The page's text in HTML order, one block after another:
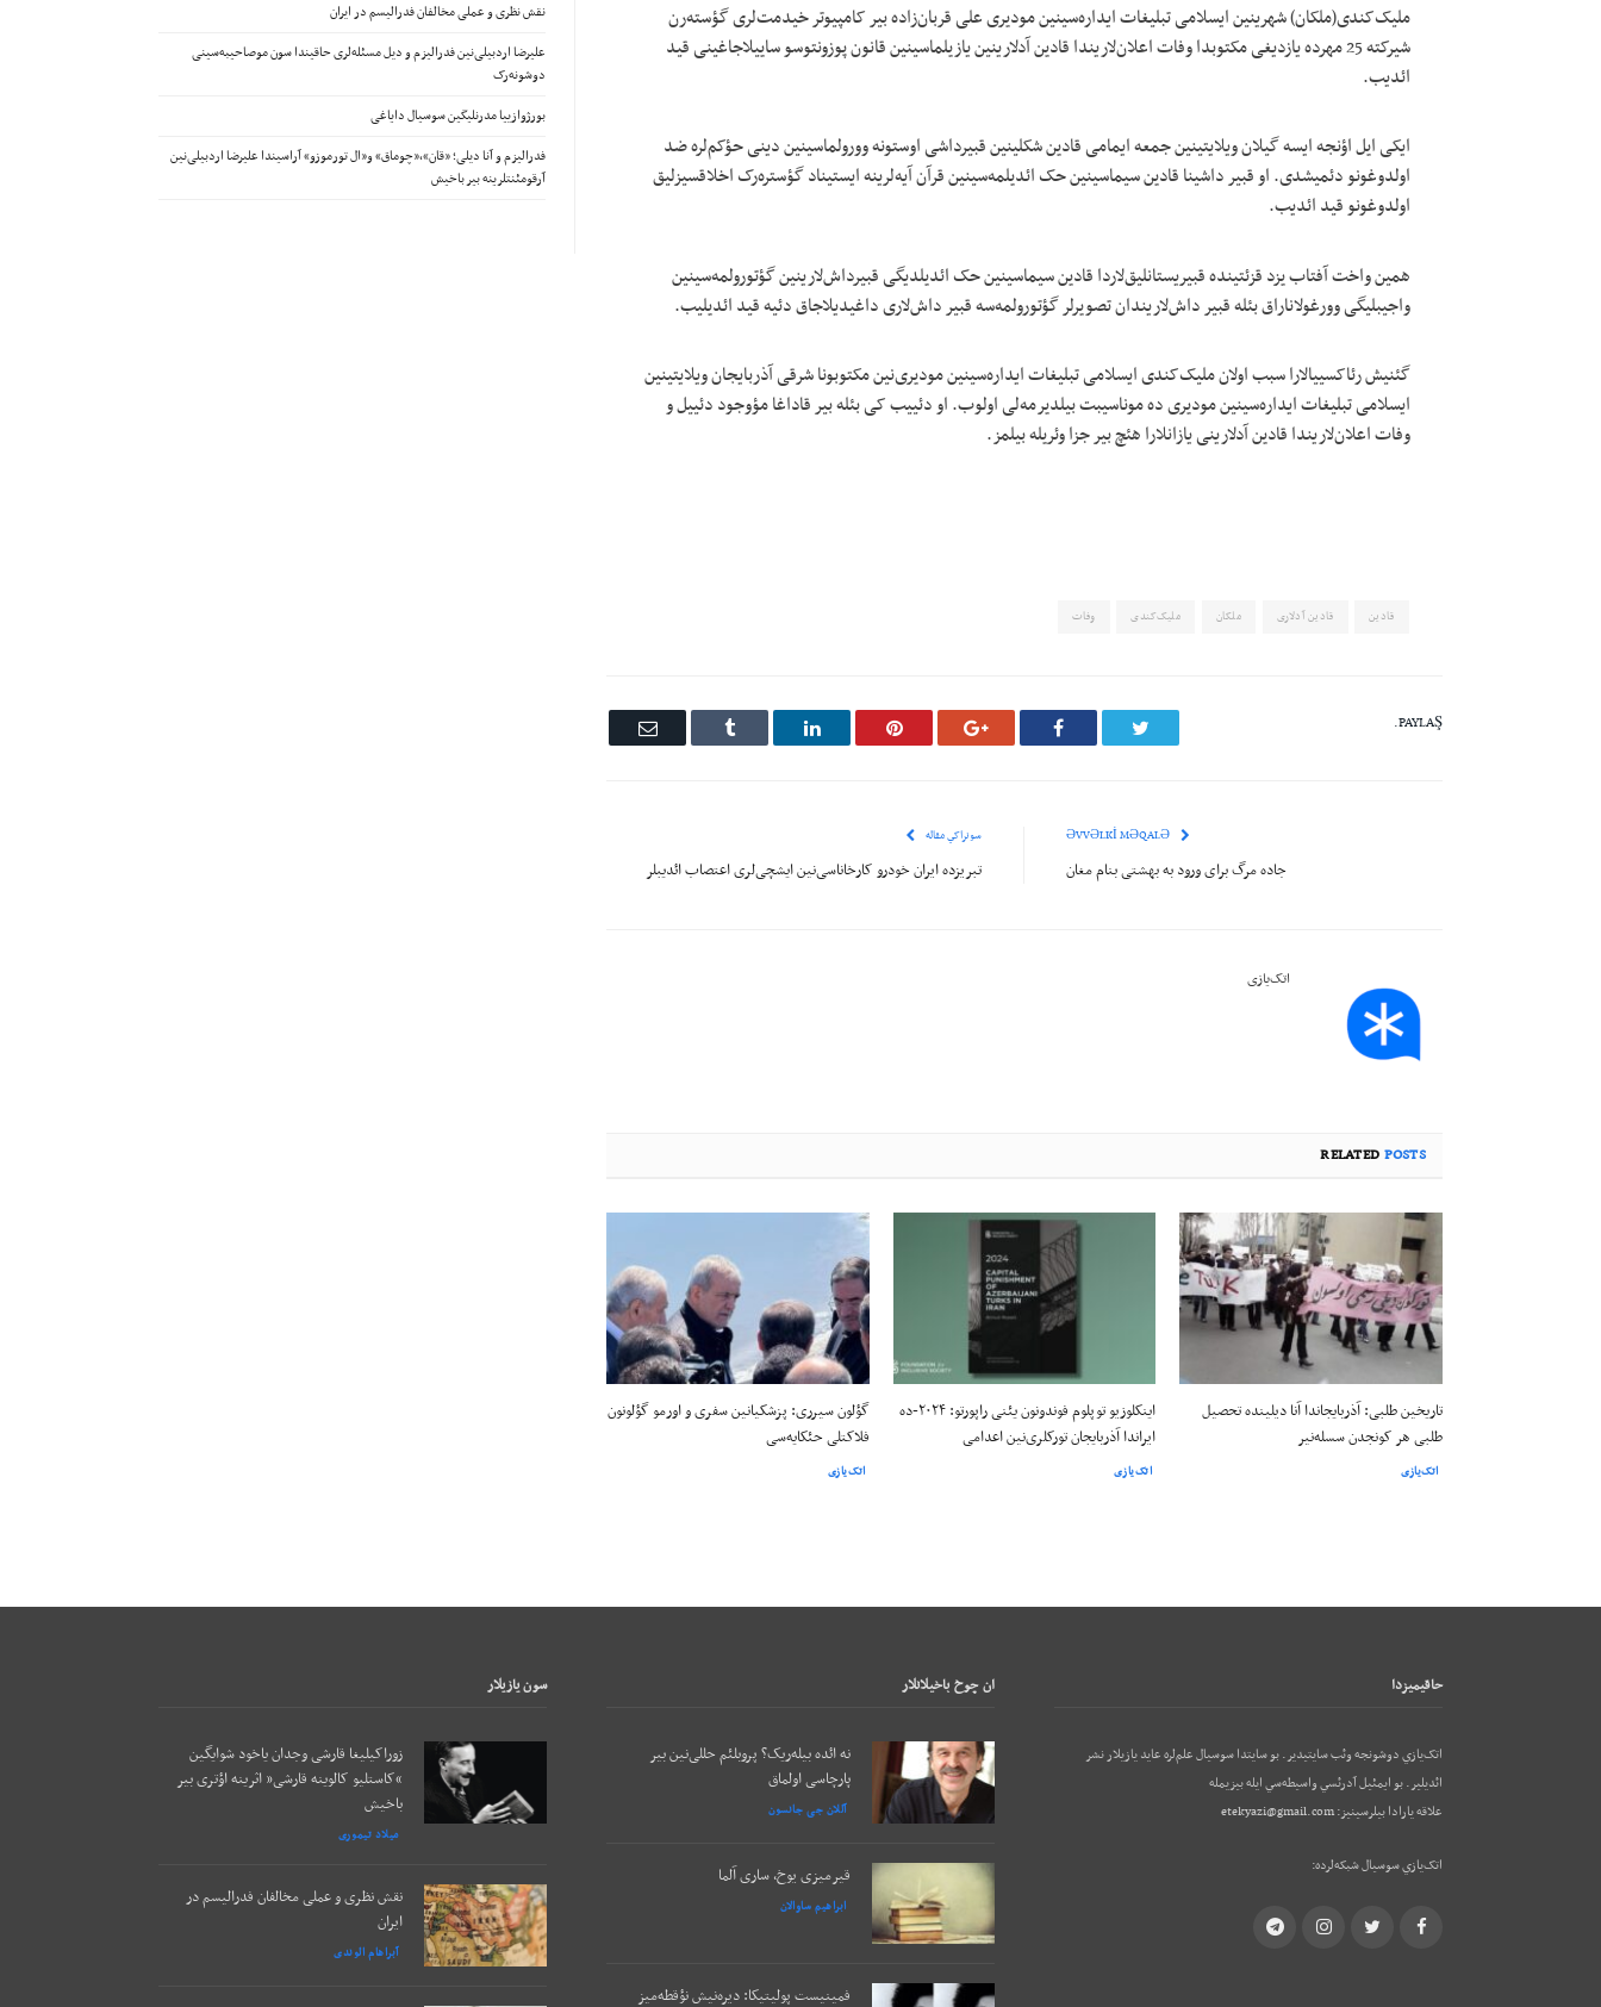
ملیک‌کندی(ملکان) شهرینین ایسلامی تبلیغات ایداره‌سینین مودیری علی قربان‌زاده بیر کامپیوتر خیدمت‌لری گؤسته‌رن
شیرکته 25 مهرده یازدیغی مکتوبدا وفات اعلان‌لاریندا قادین آدلارینین یازیلماسینین قانون پوزونتوسو ساییلاجاغینی قید
ائدیب.
ایکی ایل اؤنجه ایسه گیلان ویلایتینین جمعه ایمامی قادین شکلینین قبیرداشی اوستونه وورولماسینین دینی حؤکم‌لره ضد
اولدوغونو دئمیشدی. او قبیر داشینا قادین سیماسینین حک ائدیلمه‌سینین قرآن آیه‌لرینه ایستیناد گؤستره‌رک اخلاقسیزلیق
اولدوغونو قید ائدیب.
همین واخت آفتاب یزد قزئتینده قبیریستانلیق‌لاردا قادین سیماسینین حک ائدیلدیگی قبیرداش‌لارینین گؤتورولمه‌سینین
واجیبلیگی وورغولاناراق بئله قبیر داش‌لاریندان تصویرلر گؤتورولمه‌سه قبیر داش‌لاری داغیدیلاجاق دئیه قید ائدیلیب.
گئنیش رئاکسییالارا سبب اولان ملیک‌کندی ایسلامی تبلیغات ایداره‌سینین مودیری‌نین مکتوبونا شرقی آذربایجان ویلایتینین
ایسلامی تبلیغات ایداره‌سینین مودیری ده موناسیبت بیلدیرمه‌لی اولوب. او دئییب کی بئله بیر قاداغا مؤوجود دئییل و
وفات اعلان‌لاریندا قادین آدلارینی یازانلارا هئچ بیر جزا وئریله بیلمز.
قادین قادین آدلاری ملکان ملیک‌کندی وفات
PAYLAŞ.
Facebook
Google+
Pinterest
LinkedIn
Tumblr
Email
جاده مرگ برای ورود به بهشتی بنام مغان
سونراکي مقاله
تبریزده ایران خودرو کارخاناسی‌نین ایشچی‌لری اعتصاب ائدیبلر
اتک‌یازی
RELATED POSTS
تاریخین طلبی: آذربایجاندا آنا دیلینده تحصیل
طلبی هر کونجدن سسله‌نیر
اتک‌یازی
اینکلوزیو توپلوم فوندونون یئنی راپورتو: ۲۰۲۴-ده
ایراندا آذربایجان تورکلری‌نین اعدامی
اتک‌یازی
گؤلون سیرری: پزشکیانین سفری و اورمو گؤلونون
فلاکتلی حئکایه‌سی
اتک‌یازی
نقش نظری و عملی مخالفان فدرالیسم در ایران
علیرضا اردبیلی‌نین فدرالیزم و دیل مسئله‌لری حاقیندا سون موصاحیبه‌سینی
دوشونه‌رک
بورژوازییا مدرنلیگین سوسیال دایاغی
فدرالیزم و آنا دیلی؛ «قان»،«چوماق» و«ال تورموزو» آراسیندا علیرضا اردبیلی‌نین
آرقومئنتلرینه بیر باخیش
حاقيميزدا
اتک‌يازي دوشونجه وئب‌ سايتيدير. بو سايتدا سوسيال علم‌لره عايد يازيلار نشر
ائديلير. بو ایمئيل آدرئسي واسيطه‌سي ايله بيزيمله
علاقه يارادا بيلرسينيز:etekyazi@gmail.com
اتک‌يازي سوسيال شبکه‌لرده:
Facebook
Twitter
Instagram
Telegram
ان چوخ باخيلانلار
نه ائده بیله‌ریک؟ پروبلئم حللی‌نین بیر
پارچاسی اولماق
آللان جی جانسون
قیرمیزی یوخ، ساری آلما
ابراهیم ساوالان
فمینیست پولیتیکا: دیره‌نیش نؤقطه‌میز
سون يازيلار
زوراکیلیغا قارشی وجدان یاخود شوایگین
“کاستلیو کالوینه قارشی” اثرینه اؤتری بیر
باخیش
میلاد تیموری
نقش نظری و عملی مخالفان فدرالیسم در
ایران
آبراهام الوندی